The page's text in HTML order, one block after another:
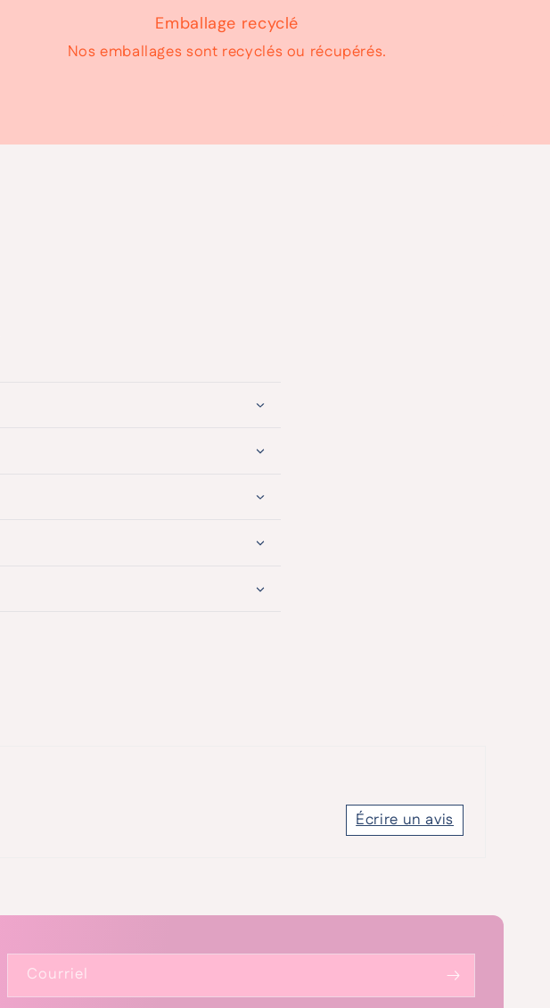
Emballage recyclé
Nos emballages sont recyclés ou récupérés.
Écrire un avis
Courriel